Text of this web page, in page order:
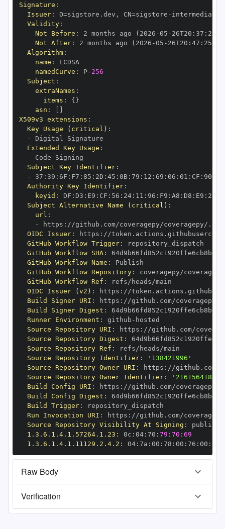
Signature :
Issuer: O=sigstore.dev , CN=sigstore -
Validity:
Not Before : 2 months ago (2026 -05 - 26T20 : 37 :
Not After: 2 months ago (2026 -05 - 26T20 : 47 : 25+00
Algorithm:
name :
namedCurve : P- 256
Subject :
extraNames :
items : { }
asn :
X509v3 extensions :
Key Usage (critical) :
-
Extended Key Usage :
-
Subject Key Identifier:
-
37 : 39 : 6F : F7 : 85 : 2D : 45 : 0B: 79 : 12 : 69 : 06 : 01 : CF : 90
Authority Key Identifier:
keyid : DF : D3 : E9 : CF : 56 : 24: 11 : 96 : F9 : A8 : D8 : E9 : 28
Subject Alternative Name (critical) :
url :
-
https :
OIDC Issuer: https :
GitHub Workflow Trigger:
GitHub Workflow SHA:
GitHub Workflow Name :
GitHub Workflow Repository:
GitHub Workflow Ref :
OIDC Issuer (v2) : https :
Build Signer URI : https :
Build Signer Digest :
Runner Environment : github -
Source Repository URI : https :
Source Repository Digest :
Source Repository Ref :
Source Repository Identifier:
'138421996'
Source Repository Owner URI : https :
Source Repository Owner Identifier:
'216156418'
Build Config URI : https :
Build Config Digest :
Build Trigger:
Run Invocation URI : https :
Source Repository Visibility At Signing :
1.3.6.1.4.1.57264.1.23 : 0c : 04: 70 : 79:70:69
1.3.6.1.4.1.11129.2.4.2 : 04: 7a : 00 : 78 : 00 : 76 : 00 : dd
Raw Body
Verification